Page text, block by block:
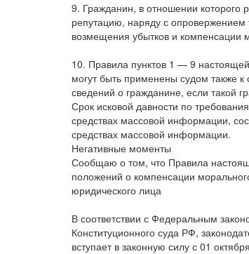
9. Гражданин, в отношении которого
репутацию, наряду с опровержением
возмещения убытков и компенсации
10. Правила пунктов 1 — 9
могут быть применены судом также
сведений о гражданине, если такой
Срок исковой давности по
средствах массовой информации,
средствах массовой информации.
Негативные моменты
Сообщаю о том, что Правила
положений о компенсации
юридического лица
В соответствии с Федеральным
Конституционного суда РФ,
вступает в законную силу с 01